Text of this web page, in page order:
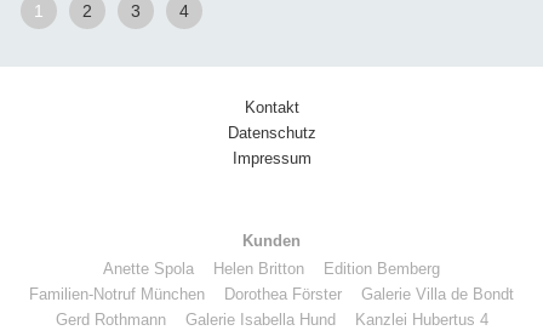
1 2 3 4
Kontakt
Datenschutz
Impressum
Kunden
Anette Spola
Helen Britton
Edition Bemberg
Familien-Notruf München
Dorothea Förster
Galerie Villa de Bondt
Gerd Rothmann
Galerie Isabella Hund
Kanzlei Hubertus 4